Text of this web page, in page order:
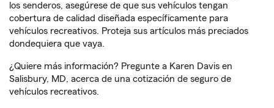
los senderos, asegúrese de que sus vehículos tengan
cobertura de calidad diseñada específicamente para
vehículos recreativos. Proteja sus artículos más preciados
dondequiera que vaya.
¿Quiere más información? Pregunte a Karen Davis en
Salisbury, MD, acerca de una cotización de seguro de
vehículos recreativos.